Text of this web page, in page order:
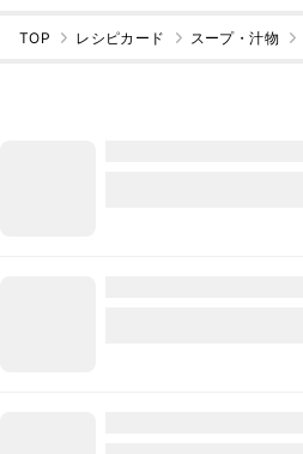
TOP レシピカード スープ・汁物